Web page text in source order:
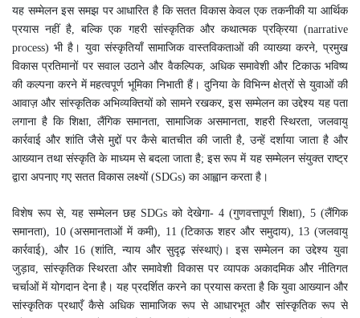
यह सम्मेलन इस समझ पर आधारित है कि सतत विकास केवल एक तकनीकी या आर्थिक
प्रयास नहीं है, बल्कि एक गहरी सांस्कृतिक और कथात्मक प्रक्रिया (narrative
process) भी है। युवा संस्कृतियाँ सामाजिक वास्तविकताओं की व्याख्या करने, प्रमुख
विकास प्रतिमानों पर सवाल उठाने और वैकल्पिक, अधिक समावेशी और टिकाऊ भविष्य
की कल्पना करने में महत्वपूर्ण भूमिका निभाती हैं। दुनिया के विभिन्न क्षेत्रों से युवाओं की
आवाज़ और सांस्कृतिक अभिव्यक्तियों को सामने रखकर, इस सम्मेलन का उद्देश्य यह पता
लगाना है कि शिक्षा, लैंगिक समानता, सामाजिक असमानता, शहरी स्थिरता, जलवायु
कार्रवाई और शांति जैसे मुद्दों पर कैसे बातचीत की जाती है, उन्हें दर्शाया जाता है और
आख्यान तथा संस्कृति के माध्यम से बदला जाता है; इस रूप में यह सम्मेलन संयुक्त राष्ट्र
द्वारा अपनाए गए सतत विकास लक्ष्यों (SDGs) का आह्वान करता है।
विशेष रूप से, यह सम्मेलन छह SDGs को देखेगा- 4 (गुणवत्तापूर्ण शिक्षा), 5 (लैंगिक
समानता), 10 (असमानताओं में कमी), 11 (टिकाऊ शहर और समुदाय), 13 (जलवायु
कार्रवाई), और 16 (शांति, न्याय और सुदृढ़ संस्थाएं)। इस सम्मेलन का उद्देश्य युवा
जुड़ाव, सांस्कृतिक स्थिरता और समावेशी विकास पर व्यापक अकादमिक और नीतिगत
चर्चाओं में योगदान देना है। यह प्रदर्शित करने का प्रयास करता है कि युवा आख्यान और
सांस्कृतिक प्रथाएँ कैसे अधिक सामाजिक रूप से आधारभूत और सांस्कृतिक रूप से